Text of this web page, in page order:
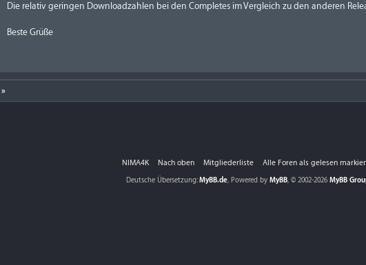
Die relativ geringen Downloadzahlen bei den Completes im Vergleich zu den anderen
Beste Grüße
»
NIMA4K Nach oben Mitgliederliste Alle Foren als gelesen
Deutsche Übersetzung:MyBB.de, Powered by MyBB, © 2002-2026 MyBB